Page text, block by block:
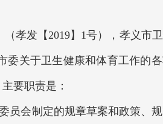
孝发【2019】1号），孝义市
委关于卫生健康和体育工作的
要职责是：
会制定的规章草案和政策、